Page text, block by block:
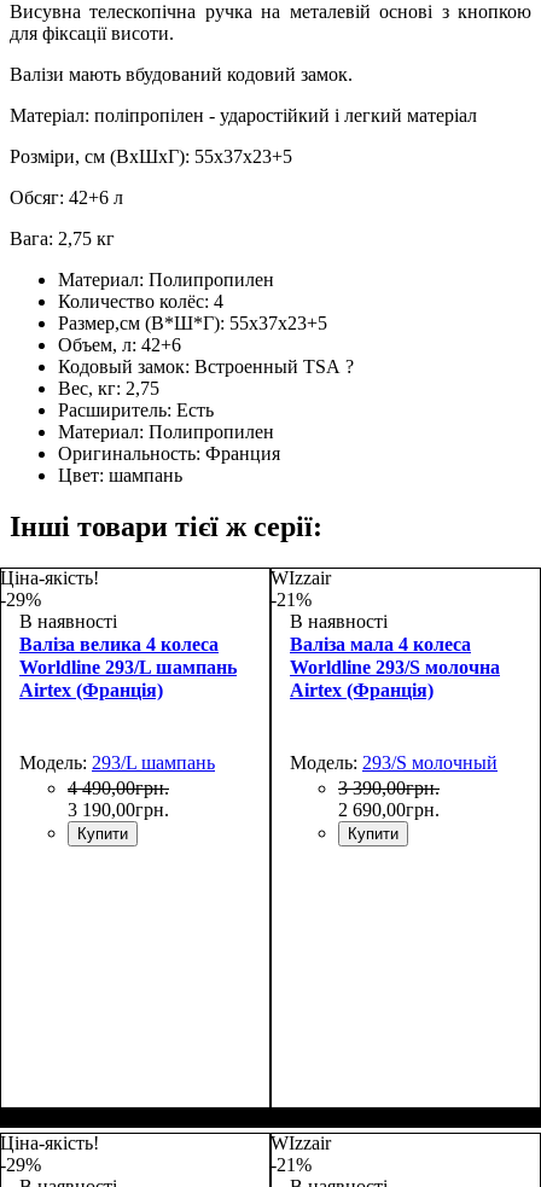
Висувна телескопічна ручка на металевій основі з кнопкою
для фіксації висоти.
Валізи мають вбудований кодовий замок.
Матеріал: поліпропілен - ударостійкий і легкий матеріал
Розміри, см (ВхШхГ): 55x37x23+5
Обсяг: 42+6 л
Вага: 2,75 кг
Материал: Полипропилен
Количество колёс: 4
Размер,см (В*Ш*Г): 55x37x23+5
Объем, л: 42+6
Кодовый замок: Встроенный TSA ?
Вес, кг: 2,75
Расширитель: Есть
Материал: Полипропилен
Оригинальность: Франция
Цвет: шампань
Інші товари тієї ж серії:
Ціна-якість!
-29%
В наявності
Валіза велика 4 колеса
Worldline 293/L шампань
Airtex (Франція)
Модель: 293/L шампань
4 490,00грн.
3 190,00грн.
Купити
75х48х32+5
WIzzair
-21%
В наявності
Валіза мала 4 колеса
Worldline 293/S молочна
Airtex (Франція)
Модель: 293/S молочный
3 390,00грн.
2 690,00грн.
Купити
55x37x23+5
Ціна-якість!
-29%
WIzzair
-21%